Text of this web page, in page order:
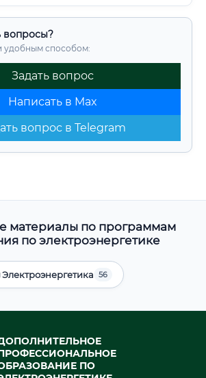
вопросы?
удобным способом:
Задать вопрос
Написать в Max
вопрос в Telegram
материалы по программам
по электроэнергетике
Электроэнергетика 56
ПО